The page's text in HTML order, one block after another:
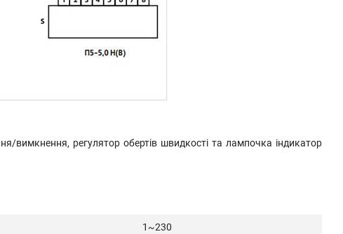
регулятор обертів швидкості та лампочка індикатор
1~230